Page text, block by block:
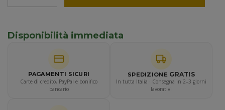
Disponibilità immediata
PAGAMENTI SICURI
Carte di credito, PayPal e bonifico
bancario
SPEDIZIONE GRATIS
In tutta Italia · Consegna in 2–3 giorni
lavorativi